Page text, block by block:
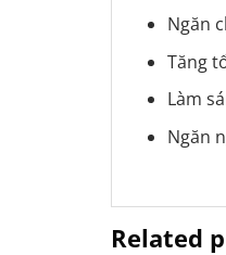
Ngăn
Tăng
Làm
Ngăn
Related